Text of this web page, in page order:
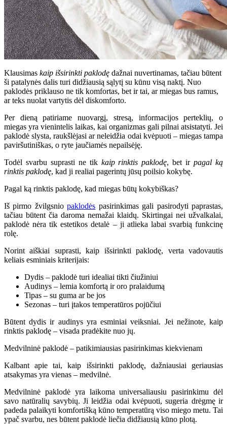
Klausimas kaip išsirinkti paklodę dažnai nuvertinamas, tačiau būtent
ši patalynės dalis turi didžiausią sąlytį su kūnu visą naktį. Nuo
paklodės priklauso ne tik komfortas, bet ir tai, ar miegas bus ramus,
ar teks nuolat vartytis dėl diskomforto.
Per dieną patiriame nuovargį, stresą, informacijos perteklių, o
miegas yra vienintelis laikas, kai organizmas gali pilnai atsistatyti. Jei
paklodė slysta, raukšlėjasi ar neleidžia odai kvėpuoti – miegas tampa
paviršutiniškas, o ryte jaučiamės nepailsėję.
Todėl svarbu suprasti ne tik kaip rinktis paklodę, bet irpagal ką
rinktis paklodę, kad ji realiai pagerintų jūsų poilsio kokybę.
Pagal ką rinktis paklodę, kad miegas būtų kokybiškas?
Iš pirmo žvilgsniopaklodės pasirinkimas gali pasirodyti paprastas,
tačiau būtent čia daroma nemažai klaidų. Skirtingai nei užvalkalai,
paklodė nėra tik estetikos detalė – ji atlieka labai svarbią funkcinę
rolę.
Norint aiškiai suprasti, kaip išsirinkti paklodę, verta vadovautis
keliais esminiais kriterijais:
Dydis – paklodė turi idealiai tikti čiužiniui
Audinys – lemia komfortą ir oro pralaidumą
Tipas – su guma ar be jos
Sezonas – turi įtakos temperatūros pojūčiui
Būtent dydis ir audinys yra esminiai veiksniai. Jei nežinote, kaip
rinktis paklodę – visada pradėkite nuo jų.
Medvilninė paklodė – patikimiausias pasirinkimas kiekvienam
Kalbant apie tai, kaip išsirinkti paklodę, dažniausiai geriausias
atsakymas yra vienas – medvilnė.
Medvilninė paklodė yra laikoma universaliausiu pasirinkimu dėl
savo natūralių savybių. Ji leidžia odai kvėpuoti, sugeria drėgmę ir
padeda palaikyti komfortišką kūno temperatūrą viso miego metu. Tai
ypač svarbu, nes būtent paklodė liečia didžiausią kūno plotą.